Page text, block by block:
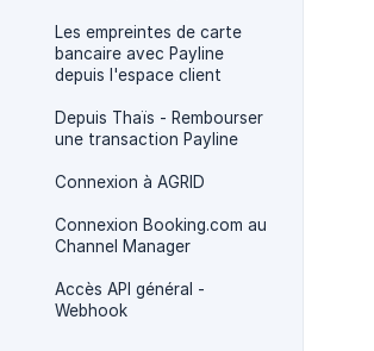
Les empreintes de carte
bancaire avec Payline
depuis l'espace client
Depuis Thaïs - Rembourser
une transaction Payline
Connexion à AGRID
Connexion Booking.com au
Channel Manager
Accès API général -
Webhook